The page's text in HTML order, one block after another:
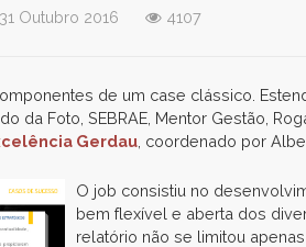
31 Outubro 2016 4107
de um case clássico.
da Foto, SEBRAE, Mentor Gestão,
Gerdau , coordenado por
O job consistiu no
bem flexível e aberta dos
relatório não se limitou